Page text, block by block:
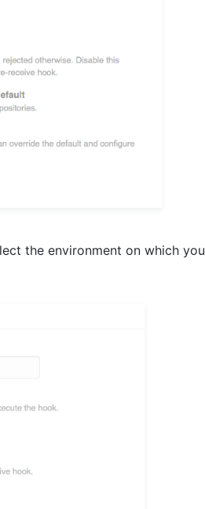
the environment on which you